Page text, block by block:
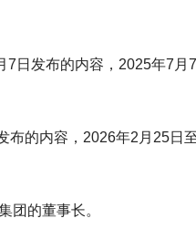
日发布的内容，2025年7月7
的内容，2026年2月25日
团的董事长。